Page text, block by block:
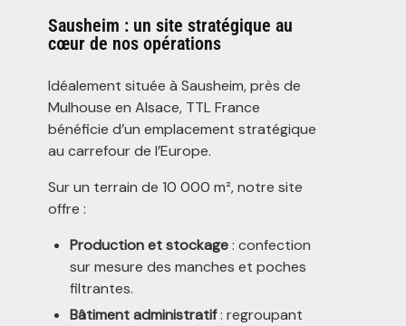
Sausheim : un site stratégique au
cœur de nos opérations
Idéalement située à Sausheim, près de
Mulhouse en Alsace, TTL France
bénéficie d’un emplacement stratégique
au carrefour de l’Europe.
Sur un terrain de 10 000 m², notre site
offre :
Production et stockage: confection
sur mesure des manches et poches
filtrantes.
Bâtiment administratif: regroupant